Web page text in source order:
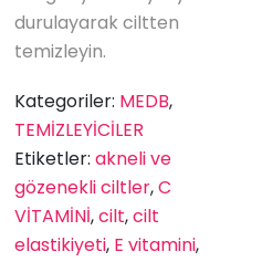
durulayarak ciltten
temizleyin.
Kategoriler: MEDB,
TEMİZLEYİCİLER
Etiketler: akneli ve
gözenekli ciltler,C
VİTAMİNİ,cilt,cilt
elastikiyeti, E vitamini,